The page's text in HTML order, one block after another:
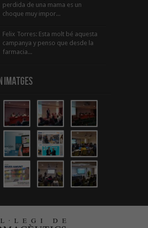
perdida de una mama es un
choque muy impor...
Felix Torres: Esta molt bé aquesta
campanya y penso que desde la
farmacia...
Imatges